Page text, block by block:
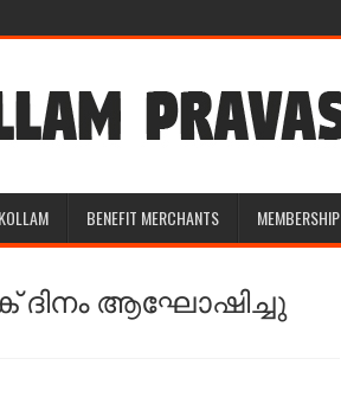
KOLLAM BENEFIT MERCHANTS MEMBERSHIP
ദിനം ആഘോഷിച്ചു